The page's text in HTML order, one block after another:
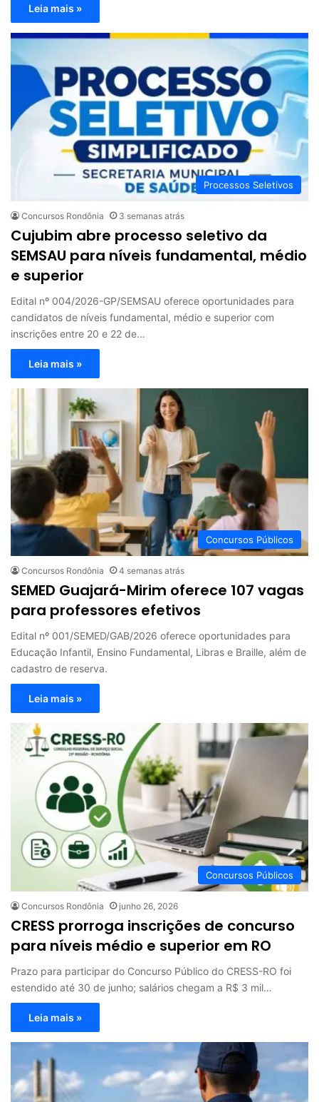
Leia mais »
Processos Seletivos
Concursos Rondônia 3 semanas atrás
Cujubim abre processo seletivo da
SEMSAU para níveis fundamental, médio
e superior
Edital nº 004/2026-GP/SEMSAU oferece oportunidades para
candidatos de níveis fundamental, médio e superior com
inscrições entre 20 e 22 de…
Leia mais »
Concursos Públicos
Concursos Rondônia 4 semanas atrás
SEMED Guajará-Mirim oferece 107 vagas
para professores efetivos
Edital nº 001/SEMED/GAB/2026 oferece oportunidades para
Educação Infantil, Ensino Fundamental, Libras e Braille, além de
cadastro de reserva.
Leia mais »
Concursos Públicos
Concursos Rondônia junho 26, 2026
CRESS prorroga inscrições de concurso
para níveis médio e superior em RO
Prazo para participar do Concurso Público do CRESS-RO foi
estendido até 30 de junho; salários chegam a R$ 3 mil…
Leia mais »